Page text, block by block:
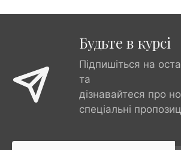
Будьте в курсі
Підпишіться на
та
дізнавайтеся про
спеціальні